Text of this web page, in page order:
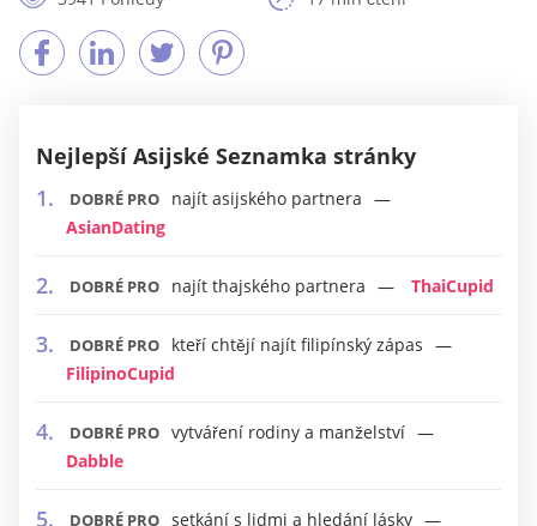
Nejlepší Asijské Seznamka stránky
DOBRÉ PRO
najít asijského partnera
AsianDating
DOBRÉ PRO najít thajského partnera ThaiCupid
DOBRÉ PRO
kteří chtějí najít filipínský zápas
FilipinoCupid
DOBRÉ PRO vytváření rodiny a manželství
Dabble
DOBRÉ PRO setkání s lidmi a hledání lásky